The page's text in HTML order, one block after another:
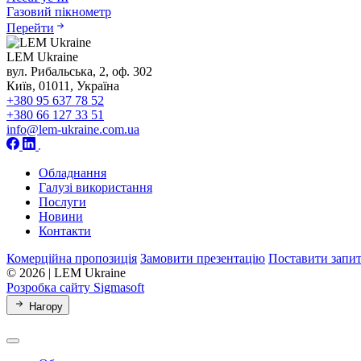
Газовий пікнометр
Перейти
LEM Ukraine
вул. Рибальська, 2, оф. 302
Київ, 01011, Україна
+380 95 637 78 52
+380 66 127 33 51
info@lem-ukraine.com.ua
Обладнання
Галузі використання
Послуги
Новини
Контакти
Комерційна пропозиція Замовити презентацію Поставити
© 2026 | LEM Ukraine
Розробка сайту Sigmasoft
Нагору